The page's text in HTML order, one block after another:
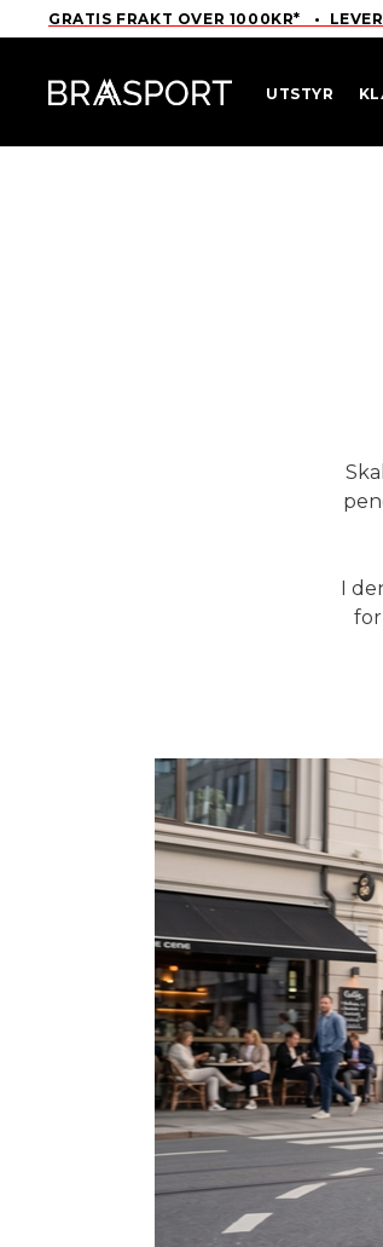
GRATIS FRAKT OVER 1000KR* •
UTSTYR
I